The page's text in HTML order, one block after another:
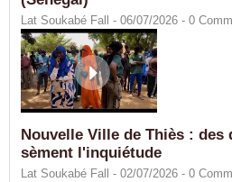
Lat Soukabé Fall - 06/07/2026 - 0
Nouvelle Ville de Thiès :
sèment l'inquiétude
Lat Soukabé Fall - 02/07/2026 - 0